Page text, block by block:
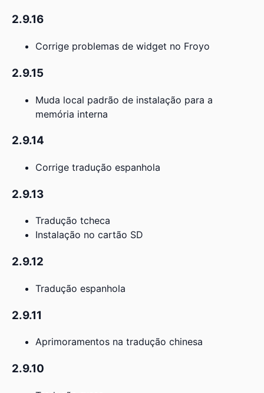
2.9.16
Corrige problemas de widget no Froyo
2.9.15
Muda local padrão de instalação para a
memória interna
2.9.14
Corrige tradução espanhola
2.9.13
Tradução tcheca
Instalação no cartão SD
2.9.12
Tradução espanhola
2.9.11
Aprimoramentos na tradução chinesa
2.9.10